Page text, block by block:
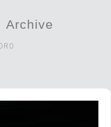
Archive